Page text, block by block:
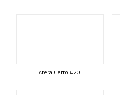
Atera Certo 420